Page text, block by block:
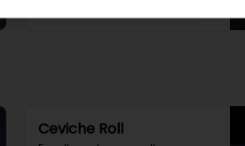
4 gyosas pollo y cerdo
Ceviche Roll